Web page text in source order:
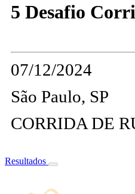
5 Desafio
07/12/2024
São Paulo, SP
CORRIDA DE
Resultados